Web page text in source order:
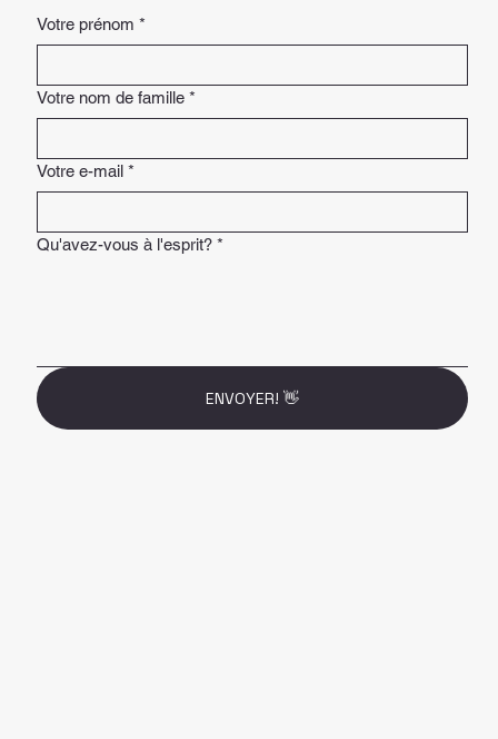
Votre prénom *
Votre nom de famille *
Votre e-mail *
Qu'avez-vous à l'esprit? *
ENVOYER! 👋